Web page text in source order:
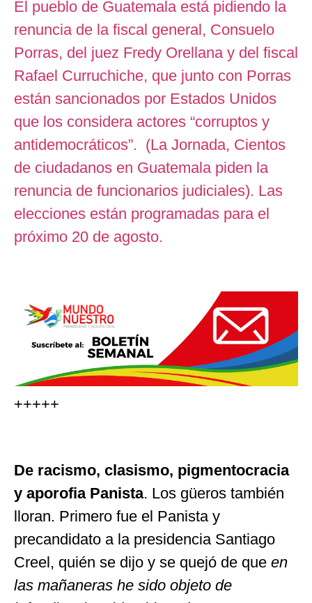
El pueblo de Guatemala está pidiendo la
renuncia de la fiscal general, Consuelo
Porras, del juez Fredy Orellana y del fiscal
Rafael Curruchiche, que junto con Porras
están sancionados por Estados Unidos
que los considera actores “corruptos y
antidemocráticos”. (La Jornada, Cientos
de ciudadanos en Guatemala piden la
renuncia de funcionarios judiciales). Las
elecciones están programadas para el
próximo 20 de agosto.
+++++
De racismo, clasismo, pigmentocracia
y aporofia Panista. Los güeros también
lloran. Primero fue el Panista y
precandidato a la presidencia Santiago
Creel, quién se dijo y se quejó de que en
las mañaneras he sido objeto de